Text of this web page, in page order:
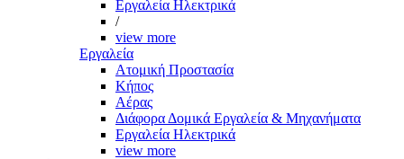
Εργαλεία Ηλεκτρικά
/
view more
Εργαλεία
Aτομική Προστασία
Kήπος
Αέρας
Διάφορα Δομικά Εργαλεία & Μηχανήματα
Εργαλεία Ηλεκτρικά
view more